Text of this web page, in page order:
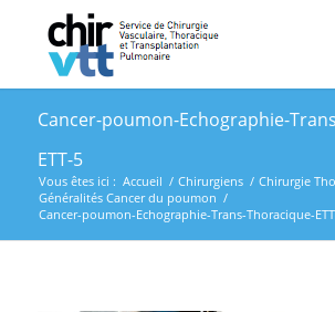
Cancer-poumon-Echographie-
ETT-5
Vous êtes ici : Accueil / Chirurgiens / Chirurgie
Généralités Cancer du poumon /
Cancer-poumon-Echographie-Trans-Thoracique-